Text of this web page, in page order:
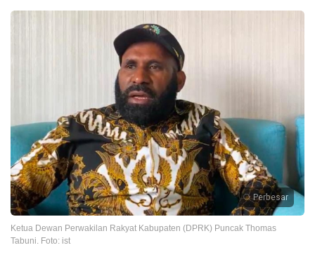
Perbesar
Ketua Dewan Perwakilan Rakyat Kabupaten (DPRK) Puncak Thomas
Tabuni. Foto: ist